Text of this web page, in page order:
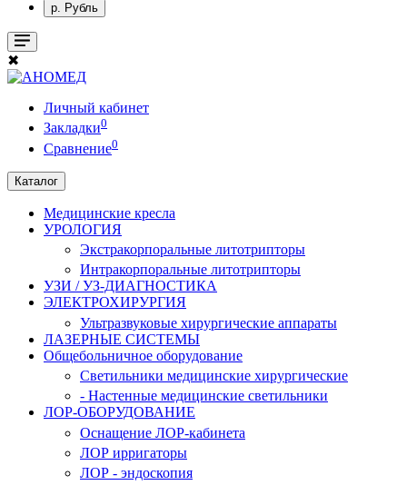
р. Рубль
✖
Личный кабинет
Закладки0
Сравнение0
Каталог
Медицинские кресла
УРОЛОГИЯ
Экстракорпоральные литотрипторы
Интракорпоральные литотрипторы
УЗИ / УЗ-ДИАГНОСТИКА
ЭЛЕКТРОХИРУРГИЯ
Ультразвуковые хирургические аппараты
ЛАЗЕРНЫЕ СИСТЕМЫ
Общебольничное оборудование
Светильники медицинские хирургические
- Настенные медицинские светильники
ЛОР-ОБОРУДОВАНИЕ
Оснащение ЛОР-кабинета
ЛОР ирригаторы
ЛОР - эндоскопия